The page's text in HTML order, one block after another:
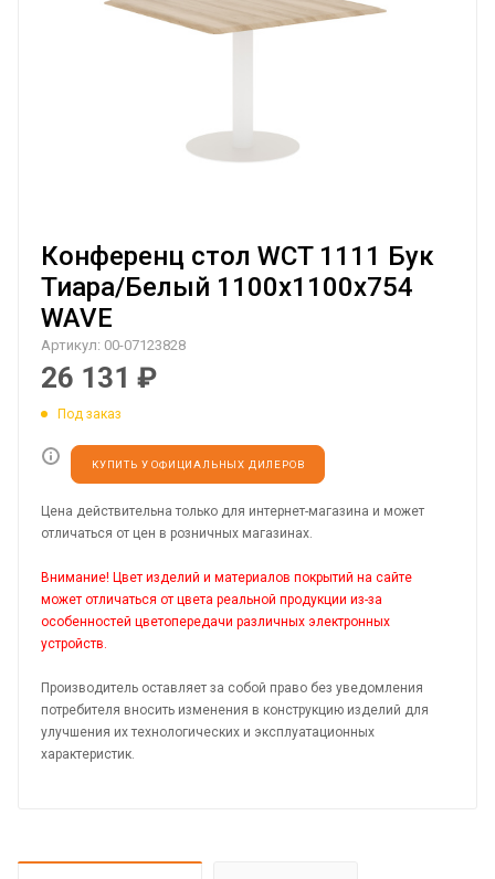
Конференц стол WCT 1111 Бук
Тиара/Белый 1100х1100х754
WAVE
Артикул: 00-07123828
26 131 ₽
Под заказ
КУПИТЬ У ОФИЦИАЛЬНЫХ ДИЛЕРОВ
Цена действительна только для интернет-магазина и может
отличаться от цен в розничных магазинах.
Внимание! Цвет изделий и материалов покрытий на сайте
может отличаться от цвета реальной продукции из-за
особенностей цветопередачи различных электронных
устройств.
Производитель оставляет за собой право без уведомления
потребителя вносить изменения в конструкцию изделий для
улучшения их технологических и эксплуатационных
характеристик.